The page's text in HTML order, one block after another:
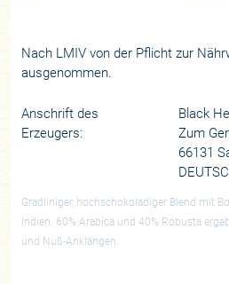
Nach LMIV von der Pflicht zur
ausgenommen.
Anschrift des
Erzeugers:
Black
Zum
66131
Gradliniger, hochschokoladiger Blend mit
Indien. 60% Arabica und 40% Robusta
und Nuß-Anklängen.